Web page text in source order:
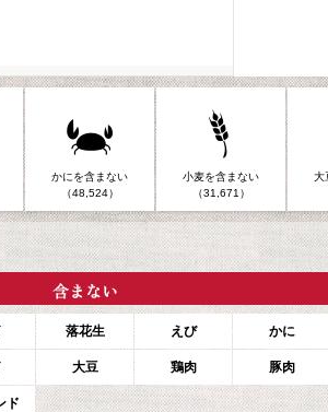
かにを含まない
（48,524）
小麦を含まない
（31,671）
大
落花生 えび かに
大豆 鶏肉 豚肉
ド